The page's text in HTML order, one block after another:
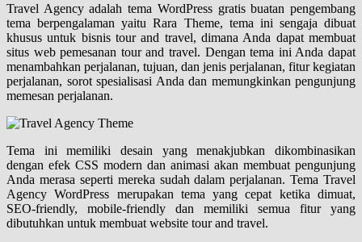
Travel Agency adalah tema WordPress gratis buatan pengembang
tema berpengalaman yaitu Rara Theme, tema ini sengaja dibuat
khusus untuk bisnis tour and travel, dimana Anda dapat membuat
situs web pemesanan tour and travel. Dengan tema ini Anda dapat
menambahkan perjalanan, tujuan, dan jenis perjalanan, fitur kegiatan
perjalanan, sorot spesialisasi Anda dan memungkinkan pengunjung
memesan perjalanan.
Tema ini memiliki desain yang menakjubkan dikombinasikan
dengan efek CSS modern dan animasi akan membuat pengunjung
Anda merasa seperti mereka sudah dalam perjalanan. Tema Travel
Agency WordPress merupakan tema yang cepat ketika dimuat,
SEO-friendly, mobile-friendly dan memiliki semua fitur yang
dibutuhkan untuk membuat website tour and travel.